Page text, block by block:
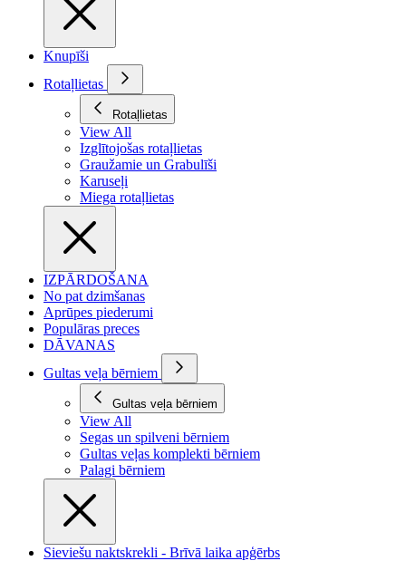
Knupīši
Rotaļlietas
Rotaļlietas
View All
Izglītojošas rotaļlietas
Graužamie un Grabulīši
Karuseļi
Miega rotaļlietas
IZPĀRDOŠANA
No pat dzimšanas
Aprūpes piederumi
Populāras preces
DĀVANAS
Gultas veļa bērniem
Gultas veļa bērniem
View All
Segas un spilveni bērniem
Gultas veļas komplekti bērniem
Palagi bērniem
Sieviešu naktskrekli - Brīvā laika apģērbs